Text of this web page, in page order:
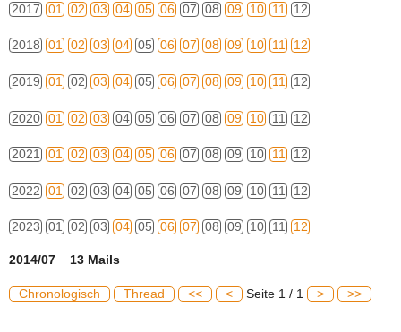
2017 01 02 03 04 05 06 07 08 09 10 11 12
2018 01 02 03 04 05 06 07 08 09 10 11 12
2019 01 02 03 04 05 06 07 08 09 10 11 12
2020 01 02 03 04 05 06 07 08 09 10 11 12
2021 01 02 03 04 05 06 07 08 09 10 11 12
2022 01 02 03 04 05 06 07 08 09 10 11 12
2023 01 02 03 04 05 06 07 08 09 10 11 12
2014/07 13 Mails
Chronologisch Thread << < Seite 1 / 1 > >>